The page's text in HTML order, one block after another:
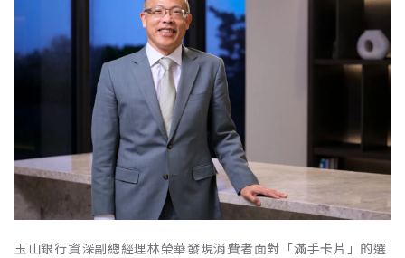
玉山銀行資深副總經理林榮華發現消費者面對「滿手卡片」的選